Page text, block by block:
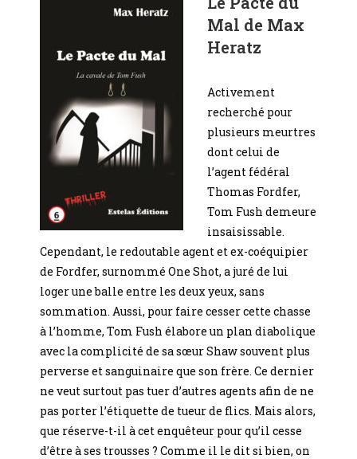
Mal de Max
Heratz
Activement
recherché pour
plusieurs meurtres
dont celui de
l’agent fédéral
Thomas Fordfer,
Tom Fush demeure
insaisissable.
Cependant, le redoutable agent et ex-coéquipier
de Fordfer, surnommé One Shot, a juré de lui
loger une balle entre les deux yeux, sans
sommation. Aussi, pour faire cesser cette chasse
à l’homme, Tom Fush élabore un plan diabolique
avec la complicité de sa sœur Shaw souvent plus
perverse et sanguinaire que son frère. Ce dernier
ne veut surtout pas tuer d’autres agents afin de ne
pas porter l’étiquette de tueur de flics. Mais alors,
que réserve-t-il à cet enquêteur pour qu’il cesse
d’être à ses trousses ? Comme il le dit si bien, on